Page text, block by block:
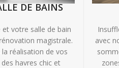
DE BAINS
et votre salle de bain
magistrale.
réalisation de vos
havres chic et
avec